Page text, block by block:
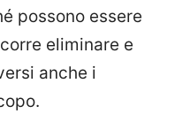
possono essere
eliminare e
anche i